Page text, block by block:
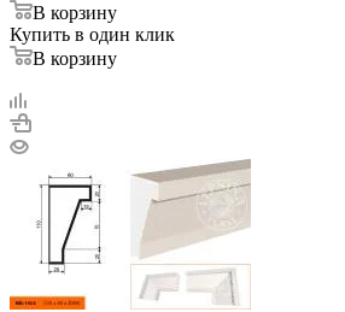
В корзину
Купить в один клик
В корзину